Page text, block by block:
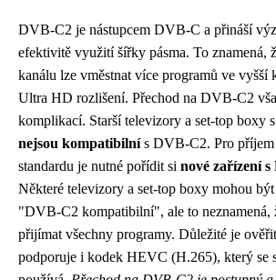
DVB-C2 je nástupcem DVB-C a přináší
efektivitě využití šířky pásma. To znamená,
kanálu lze vměstnat více programů ve vyšší
Ultra HD rozlišení. Přechod na DVB-C2
komplikací. Starší televizory a set-top boxy
nejsou kompatibilnís DVB-C2. Pro příjem
standardu je nutné pořídit si nové zařízení
Některé televizory a set-top boxy mohou
"DVB-C2 kompatibilní", ale to neznamená,
přijímat všechny programy. Důležité je
podporuje i kodek HEVC (H.265), který se